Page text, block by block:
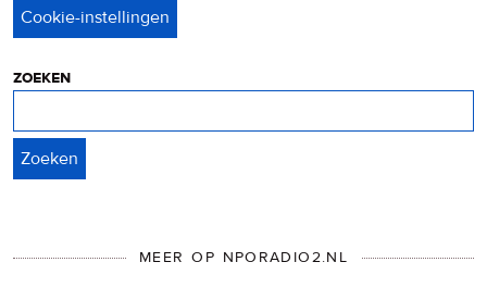
zoeken
MEER OP NPORADIO2.NL